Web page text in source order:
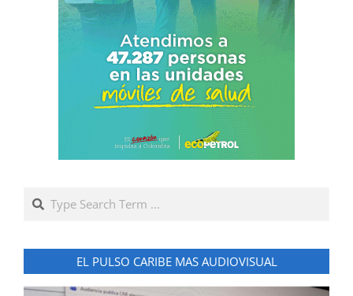
Search
EL PULSO CARIBE MAS AUDIOVISUAL